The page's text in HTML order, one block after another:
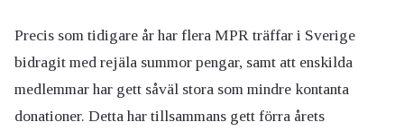
Precis som tidigare år har flera MPR träffar i Sverige
bidragit med rejäla summor pengar, samt att enskilda
medlemmar har gett såväl stora som mindre kontanta
donationer. Detta har tillsammans gett förra årets